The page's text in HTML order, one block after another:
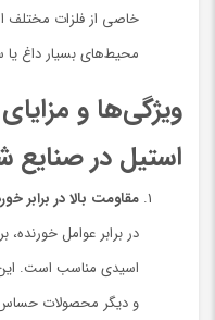
خاصی از فلزات مختلف
محیط‌های بسیار داغ یا
ویژگی‌ها و
استیل در صنایع
مقاومت بالا در برابر
در برابر عوامل
اسیدی مناسب است. این
و دیگر محصولات حساس